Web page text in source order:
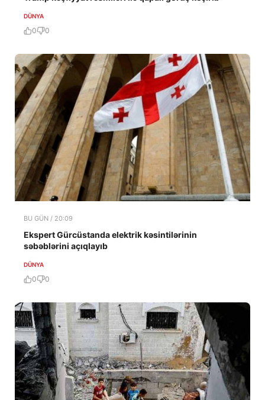
DÜNYA
0 0
BU GÜN / 20:09
Ekspert Gürcüstanda elektrik kəsintilərinin
səbəblərini açıqlayıb
DÜNYA
0 0